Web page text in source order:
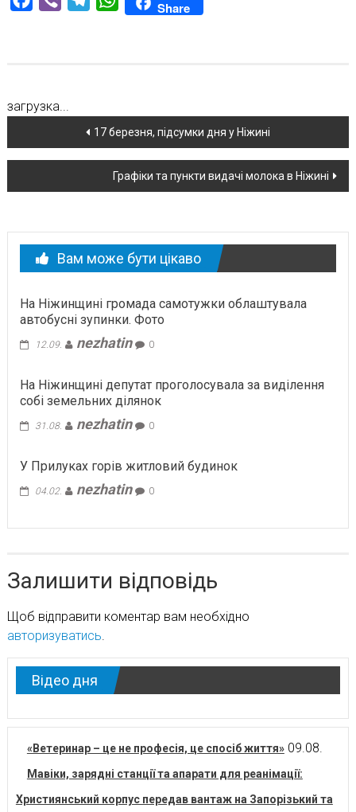
Share
загрузка...
Навігація
по
новині
17 березня, підсумки дня у Ніжині
Графіки та пункти видачі молока в Ніжині
Вам може бути цікаво
На Ніжинщині громада самотужки облаштувала
автобусні зупинки. Фото
12.09. nezhatin 0
На Ніжинщині депутат проголосувала за виділення
собі земельних ділянок
31.08. nezhatin 0
У Прилуках горів житловий будинок
04.02. nezhatin 0
Залишити відповідь
Щоб відправити коментар вам необхідно
авторизуватись.
Відео дня
«Ветеринар – це не професія, це спосіб життя» 09.08.
Мавіки, зарядні станції та апарати для реанімації:
Християнський корпус передав вантаж на Запорізький та